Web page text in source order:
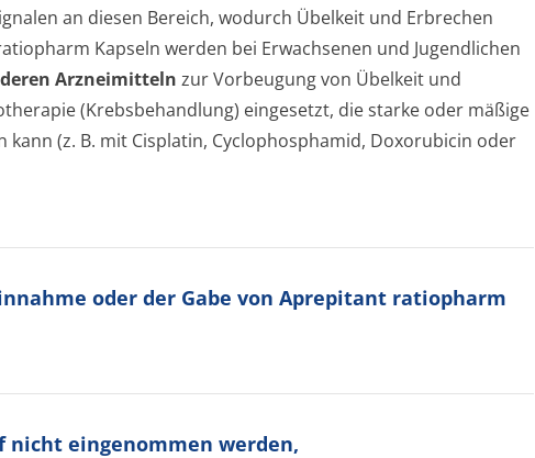
an diesen Bereich, wodurch Übelkeit und Erbrechen
Kapseln werden bei Erwachsenen und Jugendlichen
Arzneimitteln zur Vorbeugung von Übelkeit und
(Krebsbehandlung) eingesetzt, die starke oder mäßige
kann (z. B. mit Cisplatin, Cyclophosphamid, Doxorubicin oder
oder der Gabe von Aprepitant ratiopharm
eingenommen werden,